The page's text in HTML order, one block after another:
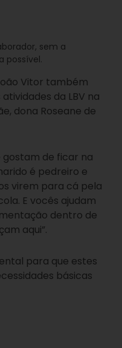
sem a
possível.
Vitor também
da LBV na
dona Roseane de
gostam de ficar na
é pedreiro e
virem para cá pela
E vocês ajudam
dentro de
aqui”.
para que estes
básicas